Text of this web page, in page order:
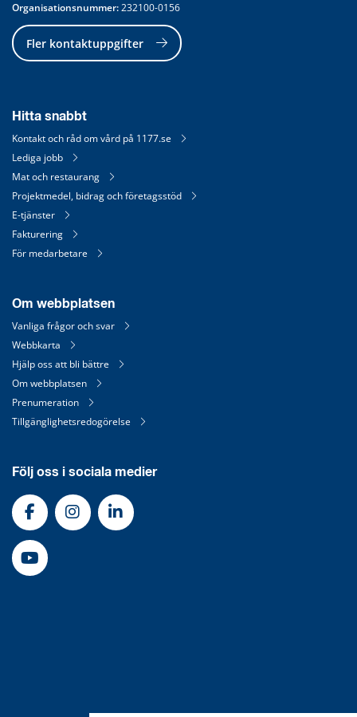
Organisationsnummer: 232100-0156
Fler kontaktuppgifter
Hitta snabbt
Kontakt och råd om vård på 1177.se
Lediga jobb
Mat och restaurang
Projektmedel, bidrag och företagsstöd
E-tjänster
Fakturering
För medarbetare
Om webbplatsen
Vanliga frågor och svar
Webbkarta
Hjälp oss att bli bättre
Om webbplatsen
Prenumeration
Tillgänglighetsredogörelse
Följ oss i sociala medier